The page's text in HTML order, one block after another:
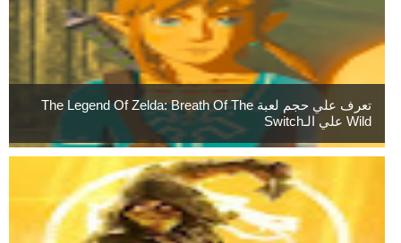
تعرف علي حجم لعبة The Legend Of Zelda: Breath Of The
Wild علي الـSwitch